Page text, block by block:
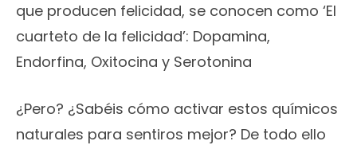
que producen felicidad, se conocen como ‘El
cuarteto de la felicidad’: Dopamina,
Endorfina, Oxitocina y Serotonina
¿Pero? ¿Sabéis cómo activar estos químicos
naturales para sentiros mejor? De todo ello